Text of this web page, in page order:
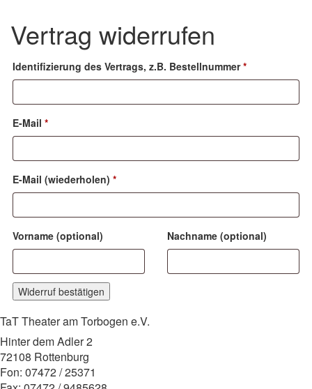
Vertrag widerrufen
Identifizierung des Vertrags, z.B. Bestellnummer*
E-Mail *
E-Mail (wiederholen) *
Vorname (optional) Nachname (optional)
Widerruf bestätigen
TaT Theater am Torbogen e.V.
Hinter dem Adler 2
72108 Rottenburg
Fon: 07472 / 25371